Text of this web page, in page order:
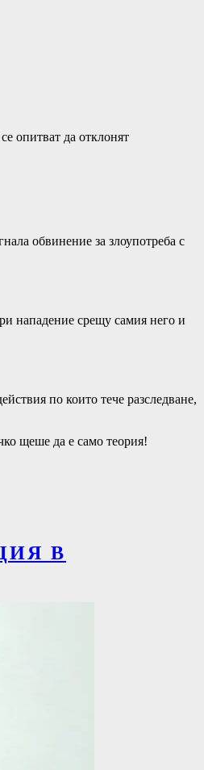
опитват да отклонят
обвинение за злоупотреба с
нападение срещу самия него и
по които тече разследване,
щеше да е само теория!
В